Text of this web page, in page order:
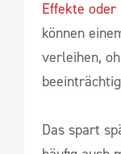
Effekte
können
verleihen,
Das spart